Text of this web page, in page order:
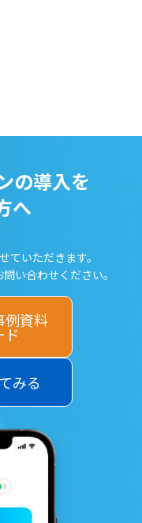
の導入を
へ
ていただきます。
い合わせください。
みる
例資料
ド